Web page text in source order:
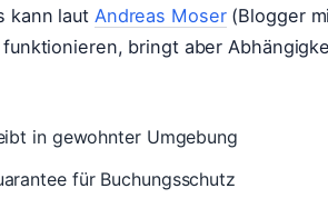
kann laut Andreas Moser(Blogger
funktionieren, bringt aber
in gewohnter Umgebung
für Buchungsschutz